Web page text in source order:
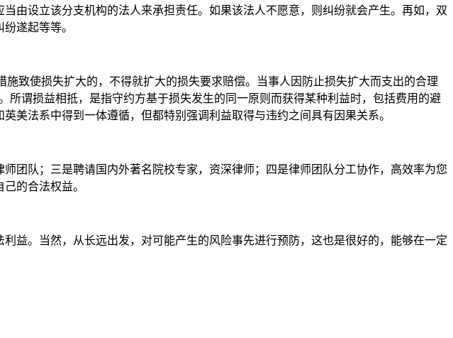
由设立该分支机构的法人来承担责任。如果该法人不愿意，则纠纷就会产生。再如，双
遂起等等。
致使损失扩大的，不得就扩大的损失要求赔偿。当事人因防止损失扩大而支出的合理
谓损益相抵，是指守约方基于损失发生的同一原则而获得某种利益时，包括费用的避
美法系中得到一体遵循，但都特别强调利益取得与违约之间具有因果关系。
团队；三是聘请国内外著名院校专家，资深律师；四是律师团队分工协作，高效率为您
的合法权益。
益。当然，从长远出发，对可能产生的风险事先进行预防，这也是很好的，能够在一定